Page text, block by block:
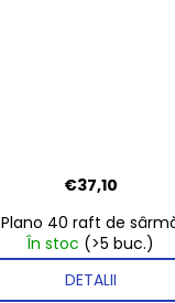
Plano 40 raft de
În stoc (>5 buc.)
€37,10
DETALII